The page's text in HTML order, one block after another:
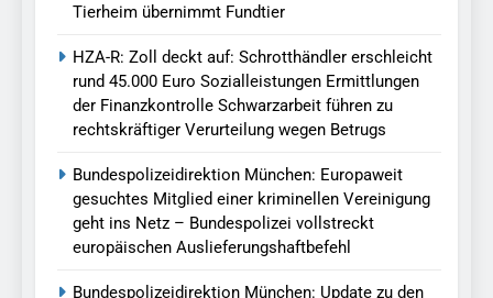
Tierheim übernimmt Fundtier
HZA-R: Zoll deckt auf: Schrotthändler erschleicht
rund 45.000 Euro Sozialleistungen Ermittlungen
der Finanzkontrolle Schwarzarbeit führen zu
rechtskräftiger Verurteilung wegen Betrugs
Bundespolizeidirektion München: Europaweit
gesuchtes Mitglied einer kriminellen Vereinigung
geht ins Netz – Bundespolizei vollstreckt
europäischen Auslieferungshaftbefehl
Bundespolizeidirektion München: Update zu den